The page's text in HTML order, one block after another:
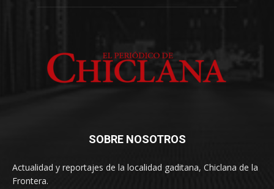
SOBRE NOSOTROS
Actualidad y reportajes de la localidad gaditana, Chiclana de la
Frontera.